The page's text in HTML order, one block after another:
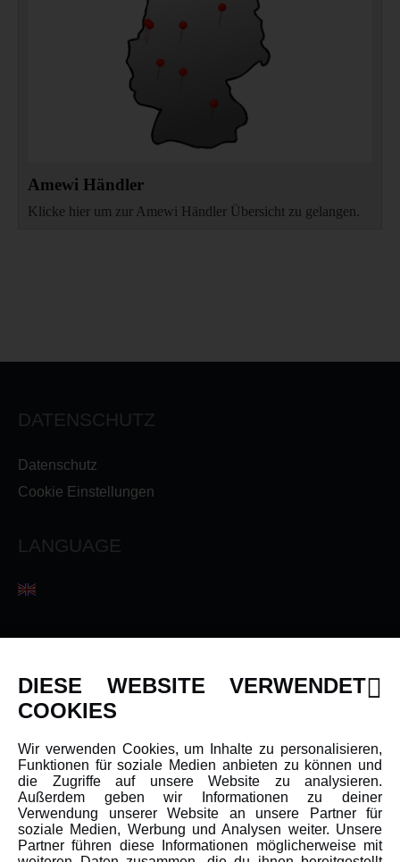
Amewi Händler
Klicke hier um zur Amewi Händler Übersicht zu gelangen.
DATENSCHUTZ
Datenschutz
Cookie Einstellungen
LANGUAGE
Karriere
Amewi Kataloge
MEHR VON AMEWI
DIESE WEBSITE VERWENDET
COOKIES
Wir verwenden Cookies, um Inhalte zu personalisieren,
Funktionen für soziale Medien anbieten zu können und
die Zugriffe auf unsere Website zu analysieren.
Außerdem geben wir Informationen zu deiner
Verwendung unserer Website an unsere Partner für
soziale Medien, Werbung und Analysen weiter. Unsere
Partner führen diese Informationen möglicherweise mit